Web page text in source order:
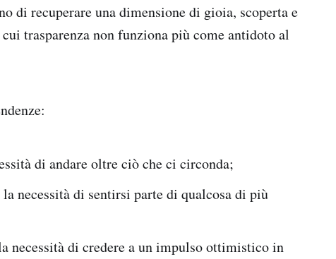
di recuperare una dimensione di gioia, scoperta e
trasparenza non funziona più come antidoto al
di andare oltre ciò che ci circonda;
necessità di sentirsi parte di qualcosa di più
necessità di credere a un impulso ottimistico in